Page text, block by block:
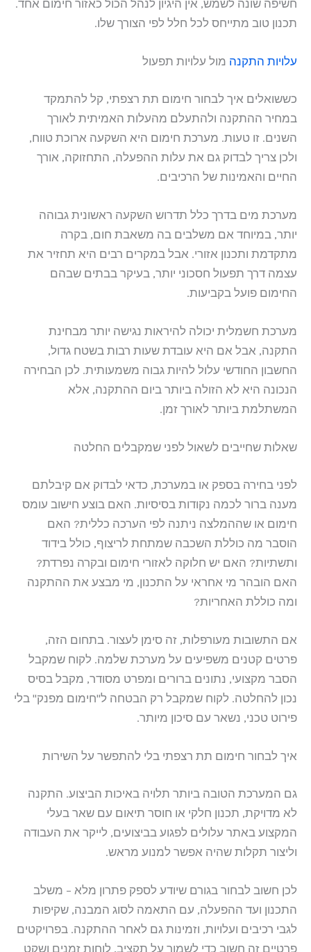
חשיפה שונה לשמש, אין היגיון לנהל הכול כאזור חימום אחד.
תכנון טוב מתייחס לכל חלל לפי הצורך שלו.
עלויות התקנה מול עלויות תפעול
כששואלים איך לבחור חימום תת רצפתי, קל להתמקד
במחיר ההתקנה ולהתעלם מהעלות האמיתית לאורך
השנים. זו טעות. מערכת חימום היא השקעה ארוכת טווח,
ולכן צריך לבדוק גם את עלות ההפעלה, התחזוקה, אורך
החיים והאמינות של הרכיבים.
מערכת מים בדרך כלל תדרוש השקעה ראשונית גבוהה
יותר, במיוחד אם משלבים בה משאבת חום, בקרה
מתקדמת ותכנון אזורי. אבל במקרים רבים היא תחזיר את
עצמה דרך תפעול חסכוני יותר, בעיקר בבתים שבהם
החימום פועל בקביעות.
מערכת חשמלית יכולה להיראות נגישה יותר מבחינת
התקנה, אבל אם היא עובדת שעות רבות בשטח גדול,
החשבון החודשי עלול להיות גבוה משמעותית. לכן הבחירה
הנכונה היא לא הזולה ביותר ביום ההתקנה, אלא
המשתלמת ביותר לאורך זמן.
שאלות שחייבים לשאול לפני שמקבלים החלטה
לפני בחירה בספק או במערכת, כדאי לבדוק אם קיבלתם
מענה ברור לכמה נקודות בסיסיות. האם בוצע חישוב עומס
חימום או שההמלצה ניתנה לפי הערכה כללית? האם
הוסבר מה כוללת השכבה שמתחת לריצוף, כולל בידוד
ותשתיות? האם יש חלוקה לאזורי חימום ובקרה נפרדת?
האם הובהר מי אחראי על התכנון, מי מבצע את ההתקנה
ומה כוללת האחריות?
אם התשובות מעורפלות, זה סימן לעצור. בתחום הזה,
פרטים קטנים משפיעים על מערכת שלמה. לקוח שמקבל
הסבר מקצועי, נתונים ברורים ומפרט מסודר, מקבל בסיס
נכון להחלטה. לקוח שמקבל רק הבטחה ל"חימום מפנק" בלי
פירוט טכני, נשאר עם סיכון מיותר.
איך לבחור חימום תת רצפתי בלי להתפשר על השירות
גם המערכת הטובה ביותר תלויה באיכות הביצוע. התקנה
לא מדויקת, תכנון חלקי או חוסר תיאום עם שאר בעלי
המקצוע באתר עלולים לפגוע בביצועים, לייקר את העבודה
וליצור תקלות שהיה אפשר למנוע מראש.
לכן חשוב לבחור בגורם שיודע לספק פתרון מלא – משלב
התכנון ועד ההפעלה, עם התאמה לסוג המבנה, שקיפות
לגבי רכיבים ועלויות, וזמינות גם לאחר ההתקנה. בפרויקטים
פרטיים זה חשוב כדי לשמור על תקציב, לוחות זמנים ושקט